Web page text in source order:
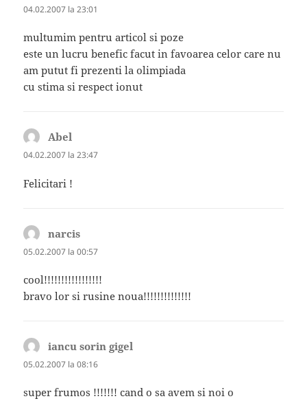
04.02.2007 la 23:01
multumim pentru articol si poze
este un lucru benefic facut in favoarea celor care nu
am putut fi prezenti la olimpiada
cu stima si respect ionut
Abel
04.02.2007 la 23:47
Felicitari !
narcis
05.02.2007 la 00:57
cool!!!!!!!!!!!!!!!!!
bravo lor si rusine noua!!!!!!!!!!!!!!
iancu sorin gigel
05.02.2007 la 08:16
super frumos !!!!!!! cand o sa avem si noi o